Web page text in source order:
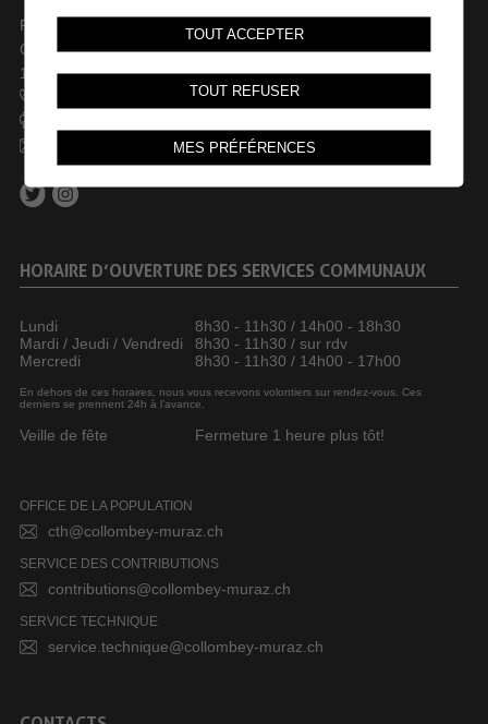
Rue des Dents-du-Midi 44
Case postale 246
1868 Collombey
commune@collombey-muraz.ch
HORAIRE D’OUVERTURE DES SERVICES COMMUNAUX
Lundi
8h30 - 11h30 / 14h00 - 18h30
Mardi / Jeudi / Vendredi
8h30 - 11h30 / sur rdv
Mercredi
8h30 - 11h30 / 14h00 - 17h00
En dehors de ces horaires, nous vous recevons volontiers sur rendez-vous. Ces
derniers se prennent 24h à l’avance.
Veille de fête Fermeture 1 heure plus tôt!
OFFICE DE LA POPULATION
cth@collombey-muraz.ch
SERVICE DES CONTRIBUTIONS
contributions@collombey-muraz.ch
SERVICE TECHNIQUE
service.technique@collombey-muraz.ch
TOUT ACCEPTER
TOUT REFUSER
MES PRÉFÉRENCES